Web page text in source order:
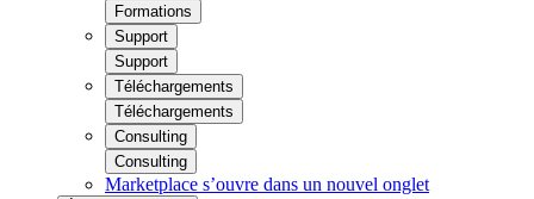
Formations
Support
Support
Téléchargements
Téléchargements
Consulting
Consulting
Marketplace s’ouvre dans un nouvel onglet